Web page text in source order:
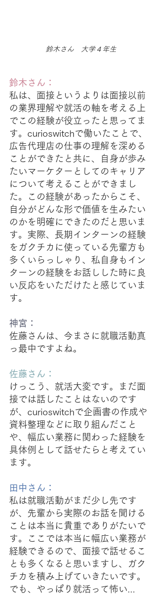
鈴木さん　大学４年生
鈴木さん：
私は、面接というよりは面接以前
の業界理解や就活の軸を考える上
でこの経験が役立ったと思ってま
す。curioswitchで働いたことで、
広告代理店の仕事の理解を深める
ことができたと共に、自身が歩み
たいマーケターとしてのキャリア
について考えることができまし
た。この経験があったからこそ、
自分がどんな形で価値を生みたい
のかを明確にできたのだと思いま
す。実際、長期インターンの経験
をガクチカに使っている先輩方も
多くいらっしゃり、私自身もイン
ターンの経験をお話しした時に良
い反応をいただけたと感じていま
す。
神宮：
佐藤さんは、今まさに就職活動真
っ最中ですよね。
佐藤さん：
けっこう、就活大変です。まだ面
接では話したことはないのです
が、curioswitchで企画書の作成や
資料整理などに取り組んだこと
や、幅広い業務に関わった経験を
具体例として話せたらと考えてい
ます。
田中さん：
私は就職活動がまだ少し先です
が、先輩から実際のお話を聞ける
ことは本当に貴重でありがたいで
す。ここでは本当に幅広い業務が
経験できるので、面接で話せるこ
とも多くなると思いますし、ガク
チカを積み上げていきたいです。
でも、やっぱり就活って怖い...